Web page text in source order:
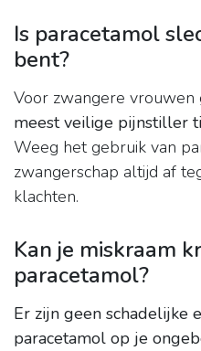
Is paracetamol
bent?
Voor zwangere vrouwen
meest veilige pijnstiller
Weeg het gebruik van
zwangerschap altijd af
klachten.
Kan je miskraam
paracetamol?
Er zijn geen schadelijke
paracetamol op je